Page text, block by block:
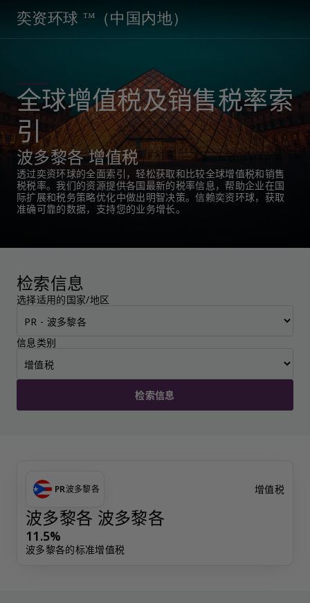
奕资环球 ™（中国内地）
全球增值税及销售税率索
引
波多黎各 增值税
透过奕资环球的全面索引，轻松获取和比较全球增值税和销售
税税率。我们的资源提供各国最新的税率信息，帮助企业在国
际扩展和税务策略优化中做出明智决策。信赖奕资环球，获取
准确可靠的数据，支持您的业务增长。
检索信息
选择适用的国家/地区
信息类别
检索信息
PR波多黎各 增值税
波多黎各 波多黎各
11.5%
波多黎各的标准增值税